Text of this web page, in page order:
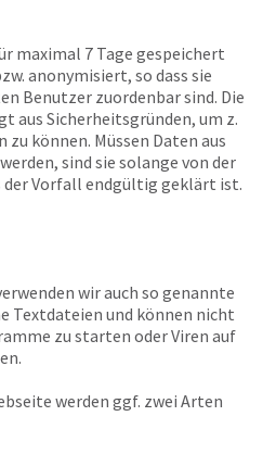
maximal 7 Tage gespeichert
anonymisiert, so dass sie
Benutzer zuordenbar sind. Die
aus Sicherheitsgründen, um z.
können. Müssen Daten aus
sind sie solange von der
der Vorfall endgültig geklärt ist.
wir auch so genannte
Textdateien und können nicht
zu starten oder Viren auf
werden ggf. zwei Arten